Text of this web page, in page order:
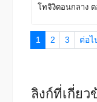
โทจิงิตอนกลาง
1 2 3 ต่อไ
ลิงก์ที่เกี่ยว